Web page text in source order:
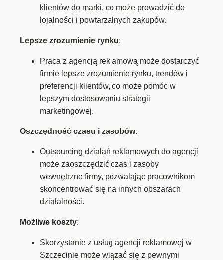
klientów do marki, co może prowadzić do
lojalności i powtarzalnych zakupów.
Lepsze zrozumienie rynku:
Praca z agencją reklamową może dostarczyć
firmie lepsze zrozumienie rynku, trendów i
preferencji klientów, co może pomóc w
lepszym dostosowaniu strategii
marketingowej.
Oszczędność czasu i zasobów:
Outsourcing działań reklamowych do agencji
może zaoszczędzić czas i zasoby
wewnętrzne firmy, pozwalając pracownikom
skoncentrować się na innych obszarach
działalności.
Możliwe koszty:
Skorzystanie z usług agencji reklamowej w
Szczecinie może wiązać się z pewnymi